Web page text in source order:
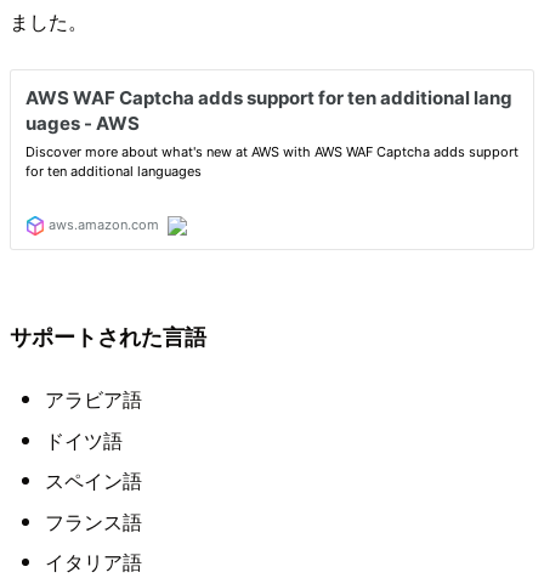
ました。
サポートされた言語
アラビア語
ドイツ語
スペイン語
フランス語
イタリア語